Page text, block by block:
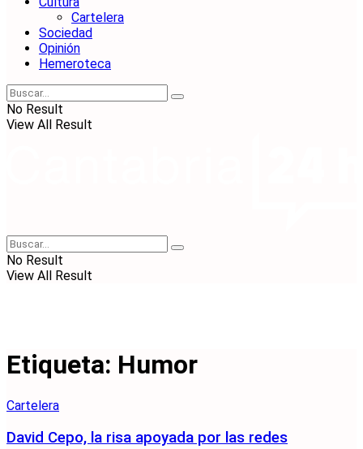
Cartelera
Sociedad
Opinión
Hemeroteca
No Result
View All Result
No Result
View All Result
Etiqueta: Humor
Cartelera
David Cepo, la risa apoyada por las redes